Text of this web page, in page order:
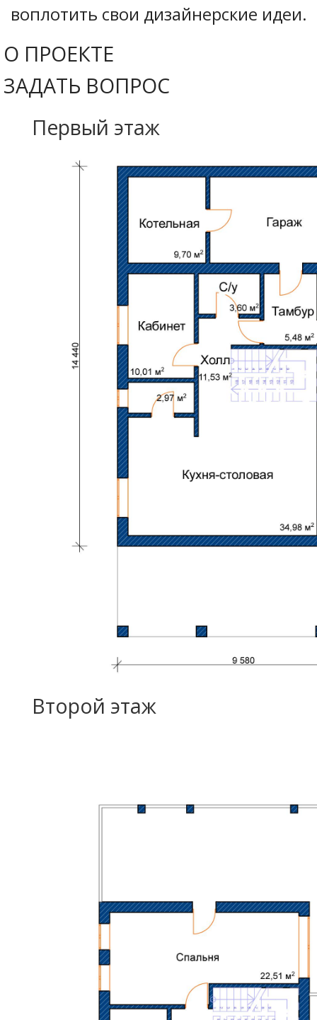
воплотить свои дизайнерские идеи.
О ПРОЕКТЕ
ЗАДАТЬ ВОПРОС
Первый этаж
Второй этаж